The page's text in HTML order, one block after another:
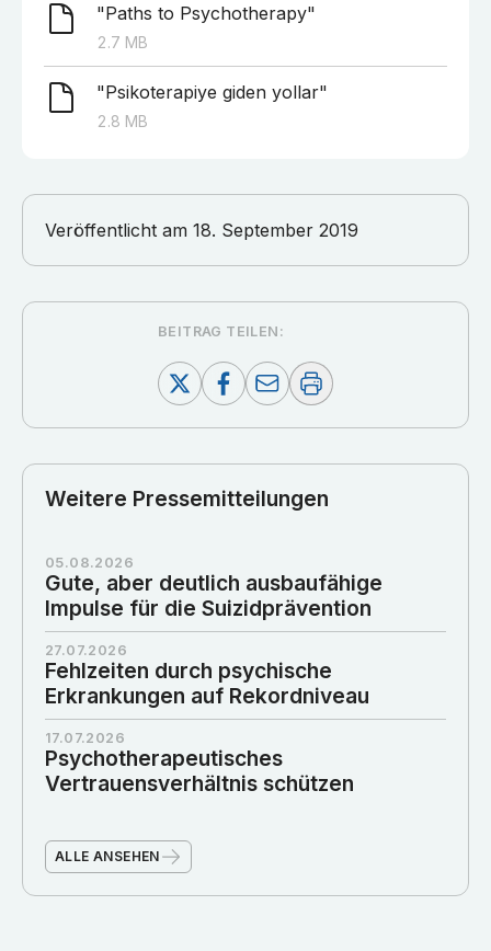
"Paths to Psychotherapy"
2.7 MB
"Psikoterapiye giden yollar"
2.8 MB
Veröffentlicht am 18. September 2019
BEITRAG TEILEN:
Weitere Pressemitteilungen
05.08.2026
Gute, aber deutlich ausbaufähige
Impulse für die Suizidprävention
27.07.2026
Fehlzeiten durch psychische
Erkrankungen auf Rekordniveau
17.07.2026
Psychotherapeutisches
Vertrauensverhältnis schützen
ALLE ANSEHEN